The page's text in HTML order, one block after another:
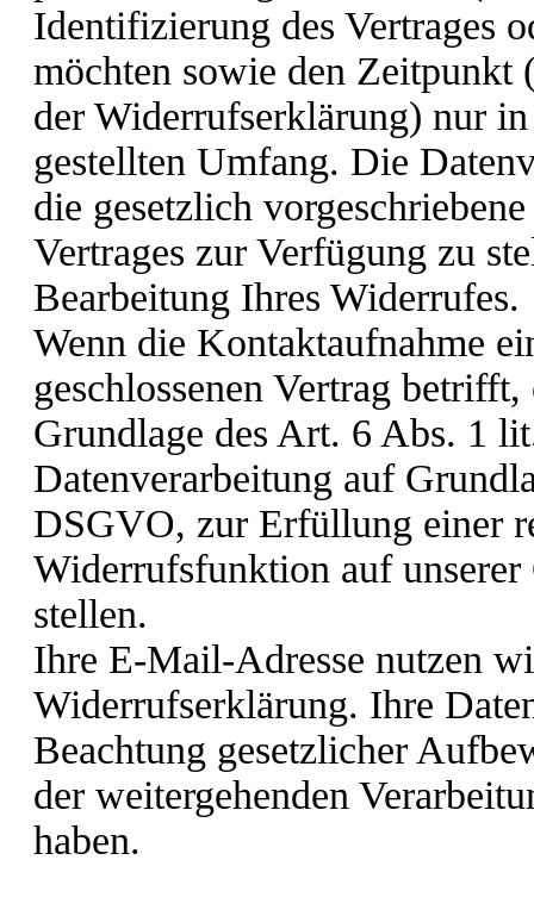
Identifizierung des Vertrages
möchten sowie den Zeitpunkt
der Widerrufserklärung) nur
gestellten Umfang. Die
die gesetzlich
Vertrages zur Verfügung zu
Bearbeitung Ihres Widerrufes.
Wenn die Kontaktaufnahme
geschlossenen Vertrag
Grundlage des Art. 6 Abs. 1
Datenverarbeitung auf
DSGVO, zur Erfüllung einer
Widerrufsfunktion auf
stellen.
Ihre E-Mail-Adresse nutzen
Widerrufserklärung. Ihre
Beachtung gesetzlicher
der weitergehenden
haben.